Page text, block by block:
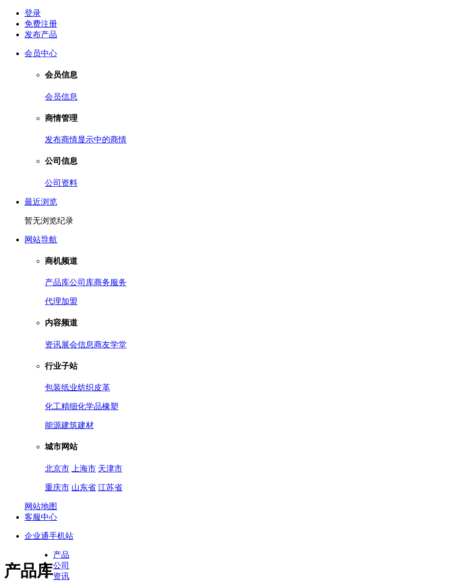
登录
免费注册
发布产品
会员中心
会员信息
会员信息
商情管理
发布商情显示中的商情
公司信息
公司资料
最近浏览
暂无浏览纪录
网站导航
商机频道
产品库公司库商务服务
代理加盟
内容频道
资讯展会信息商友学堂
行业子站
包装纸业纺织皮革
化工精细化学品橡塑
能源建筑建材
城市网站
北京市 上海市 天津市
重庆市 山东省 江苏省
网站地图
客服中心
企业通手机站
产品库
产品
公司
资讯